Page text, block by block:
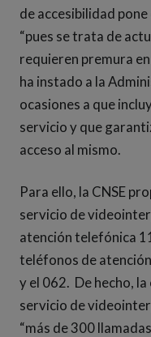
de accesibilidad
“pues se trata de
requieren premura
ha instado a la
ocasiones a que
servicio y que
acceso al mismo.
Para ello, la CNSE
servicio de
atención telefónica
teléfonos de
y el 062. De hecho,
servicio de
“más de 300